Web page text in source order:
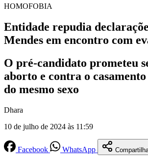
HOMOFOBIA
Entidade repudia
Mendes em encontro com
O pré-candidato prometeu
aborto e contra o casamento
do mesmo sexo
Dhara
10 de julho de 2024 às 11:59
Facebook WhatsApp